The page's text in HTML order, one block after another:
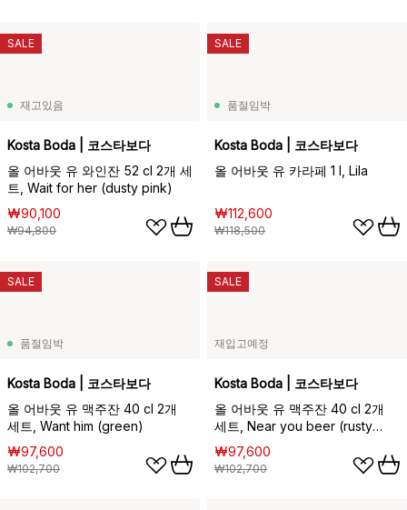
재고있음
Kosta Boda | 코스타보다
올 어바웃 유 와인잔 52 cl 2개 세
트, Wait for her (dusty pink)
₩90,100
₩94,800
SALE
품절임박
Kosta Boda | 코스타보다
올 어바웃 유 카라페 1 l, Lila
₩112,600
₩118,500
SALE
품절임박
Kosta Boda | 코스타보다
올 어바웃 유 맥주잔 40 cl 2개
세트, Want him (green)
₩97,600
₩102,700
SALE
재입고예정
Kosta Boda | 코스타보다
올 어바웃 유 맥주잔 40 cl 2개
세트, Near you beer (rusty
orange)
₩97,600
₩102,700
SALE